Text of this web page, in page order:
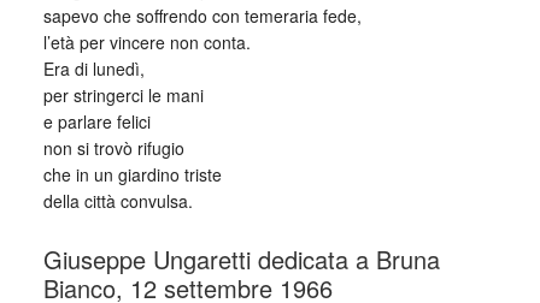
sapevo che soffrendo con temeraria fede,
l’età per vincere non conta.
Era di lunedì,
per stringerci le mani
e parlare felici
non si trovò rifugio
che in un giardino triste
della città convulsa.
Giuseppe Ungaretti dedicata a Bruna
Bianco, 12 settembre 1966